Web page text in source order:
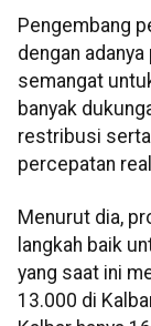
Pengembang
dengan
semangat
banyak
restribusi serta
percepatan
Menurut dia,
langkah baik
yang saat ini
13.000 di